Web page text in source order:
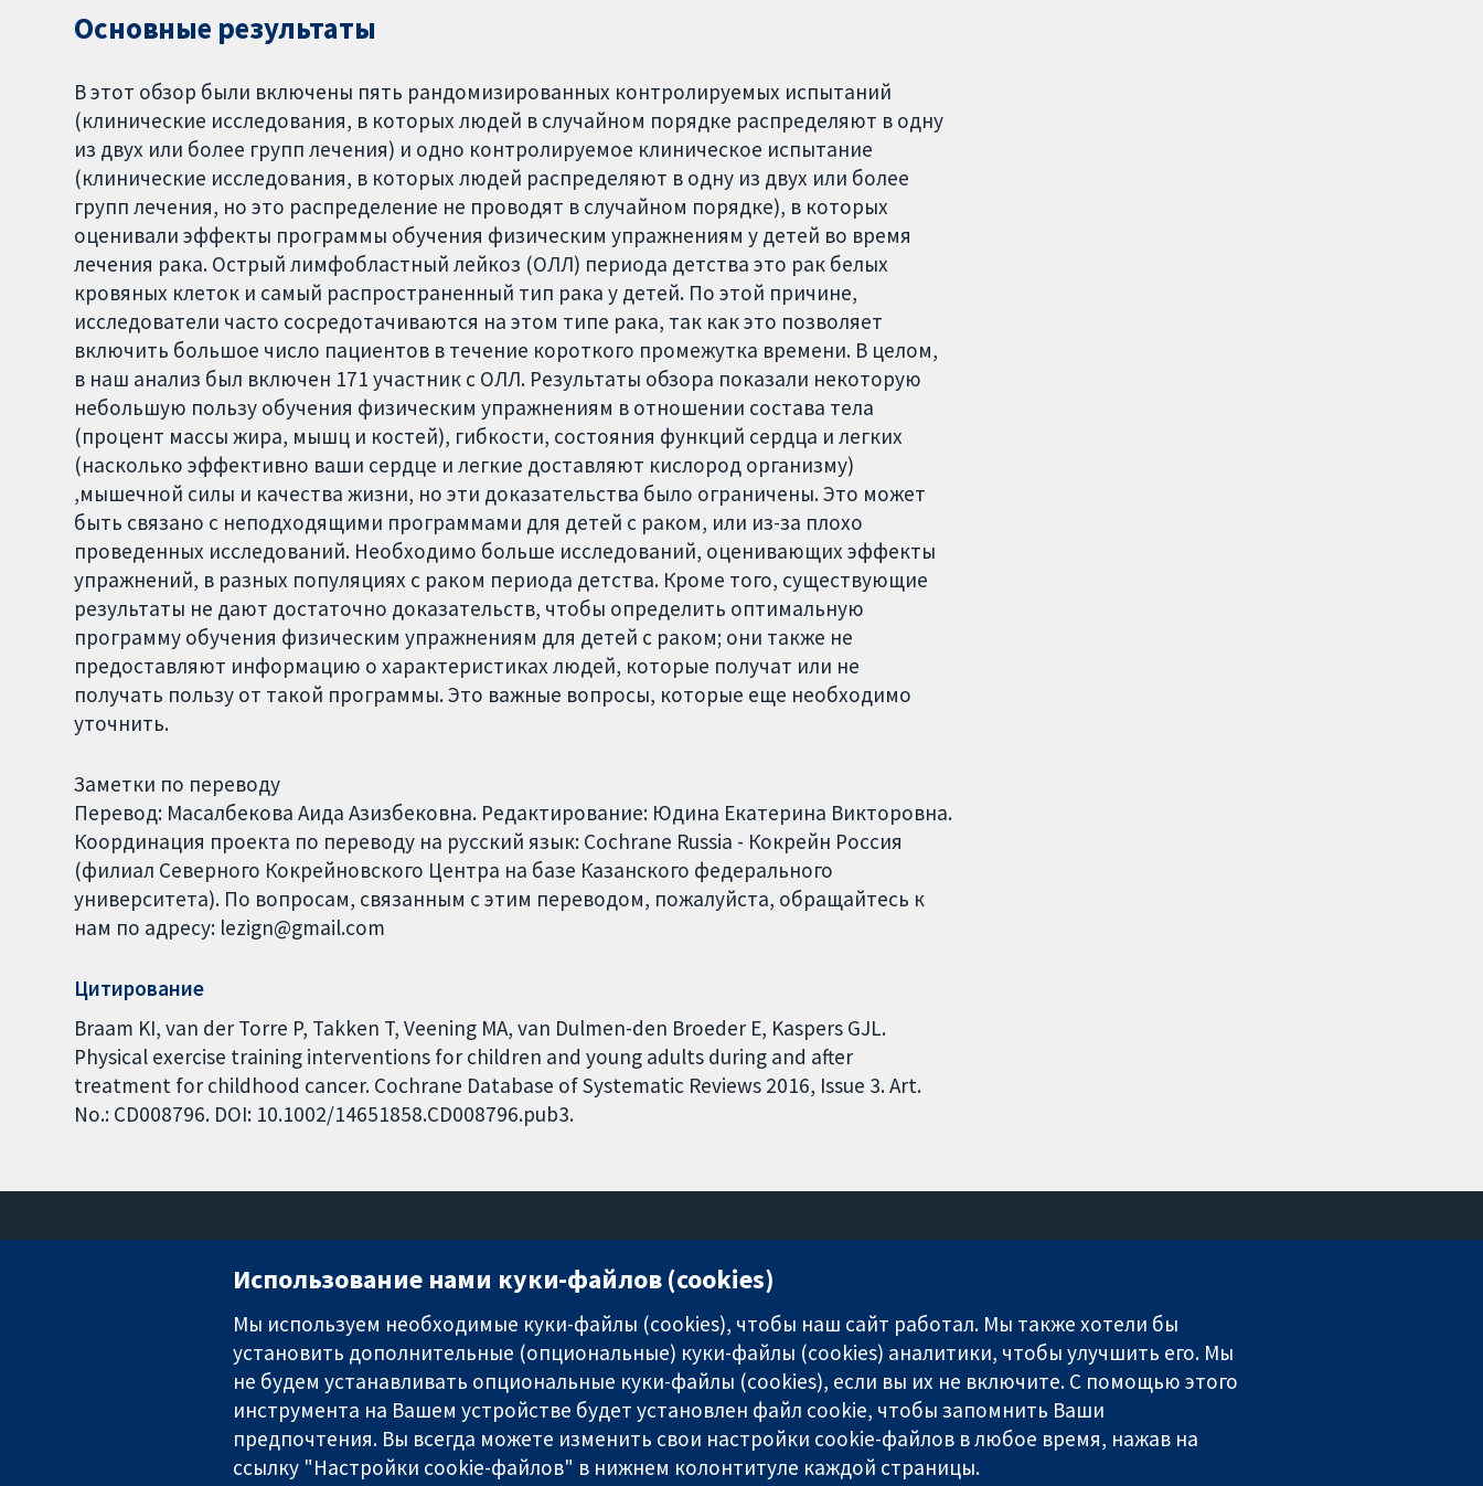
Основные результаты
В этот обзор были включены пять рандомизированных контролируемых испытаний
(клинические исследования, в которых людей в случайном порядке распределяют в одну
из двух или более групп лечения) и одно контролируемое клиническое испытание
(клинические исследования, в которых людей распределяют в одну из двух или более
групп лечения, но это распределение не проводят в случайном порядке), в которых
оценивали эффекты программы обучения физическим упражнениям у детей во время
лечения рака. Острый лимфобластный лейкоз (ОЛЛ) периода детства это рак белых
кровяных клеток и самый распространенный тип рака у детей. По этой причине,
исследователи часто сосредотачиваются на этом типе рака, так как это позволяет
включить большое число пациентов в течение короткого промежутка времени. В целом,
в наш анализ был включен 171 участник с ОЛЛ. Результаты обзора показали некоторую
небольшую пользу обучения физическим упражнениям в отношении состава тела
(процент массы жира, мышц и костей), гибкости, состояния функций сердца и легких
(насколько эффективно ваши сердце и легкие доставляют кислород организму)
,мышечной силы и качества жизни, но эти доказательства было ограничены. Это может
быть связано с неподходящими программами для детей с раком, или из-за плохо
проведенных исследований. Необходимо больше исследований, оценивающих эффекты
упражнений, в разных популяциях с раком периода детства. Кроме того, существующие
результаты не дают достаточно доказательств, чтобы определить оптимальную
программу обучения физическим упражнениям для детей с раком; они также не
предоставляют информацию о характеристиках людей, которые получат или не
получать пользу от такой программы. Это важные вопросы, которые еще необходимо
уточнить.
Заметки по переводу
Перевод: Масалбекова Аида Азизбековна. Редактирование: Юдина Екатерина Викторовна.
Координация проекта по переводу на русский язык: Cochrane Russia - Кокрейн Россия
(филиал Северного Кокрейновского Центра на базе Казанского федерального
университета). По вопросам, связанным с этим переводом, пожалуйста, обращайтесь к
нам по адресу: lezign@gmail.com
Цитирование
Braam KI, van der Torre P, Takken T, Veening MA, van Dulmen-den Broeder E, Kaspers GJL.
Physical exercise training interventions for children and young adults during and after
treatment for childhood cancer. Cochrane Database of Systematic Reviews 2016, Issue 3. Art.
No.: CD008796. DOI: 10.1002/14651858.CD008796.pub3.
Надёжные доказательства
Информированные решения
11-13 Cavendish Square
W1G 0AN
United Kingdom
Пресс-служба
О нас
Работа
Cochrane Library
Использование нами куки-файлов (cookies)
Мы используем необходимые куки-файлы (cookies), чтобы наш сайт работал. Мы также хотели бы
установить дополнительные (опциональные) куки-файлы (cookies) аналитики, чтобы улучшить его. Мы
не будем устанавливать опциональные куки-файлы (cookies), если вы их не включите. С помощью этого
инструмента на Вашем устройстве будет установлен файл cookie, чтобы запомнить Ваши
предпочтения. Вы всегда можете изменить свои настройки cookie-файлов в любое время, нажав на
ссылку "Настройки cookie-файлов" в нижнем колонтитуле каждой страницы.